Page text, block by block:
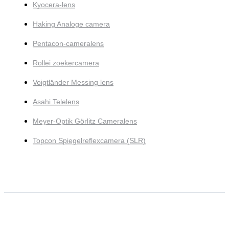
Kyocera-lens
Haking Analoge camera
Pentacon-cameralens
Rollei zoekercamera
Voigtländer Messing lens
Asahi Telelens
Meyer-Optik Görlitz Cameralens
Topcon Spiegelreflexcamera (SLR)